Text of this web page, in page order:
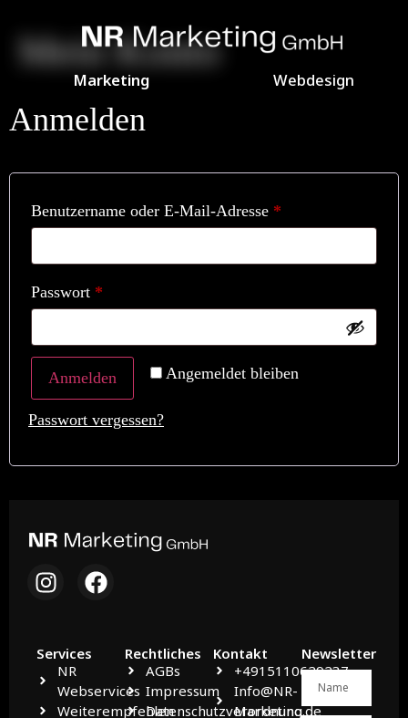
Marketing Webdesign
Mein Konto
Anmelden
Benutzername oder E-Mail-Adresse *
Passwort *
Angemeldet bleiben
Anmelden
Passwort vergessen?
Services
NR
Webservices
Weiterempfehlen
Rechtliches
AGBs
Impressum
Datenschutzverordnung
Kontakt
+4915110629237
Info@NR-
Marketing.de
Newsletter